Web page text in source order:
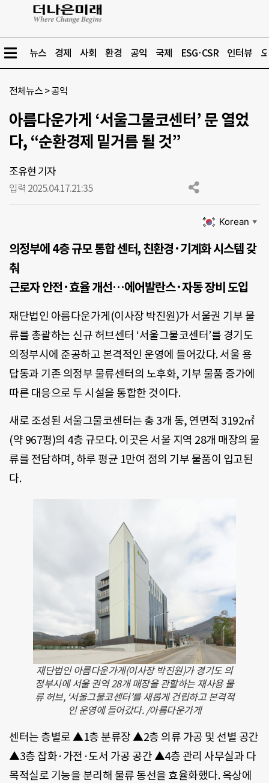
뉴스 경제 사회 환경 공익 국제 ESG·CSR 인터뷰
전체뉴스 >공익
아름다운가게 ‘서울그물코센터’ 문 열었
다, “순환경제 밑거름 될 것”
조유현 기자
입력 2025.04.17.21:35
Korean ▼
의정부에 4층 규모 통합 센터, 친환경·기계화 시스템 갖
춰
근로자 안전·효율 개선…에어발란스·자동 장비 도입
재단법인 아름다운가게(이사장 박진원)가 서울권 기부 물
류를 총괄하는 신규 허브센터 ‘서울그물코센터’를 경기도
의정부시에 준공하고 본격적인 운영에 들어갔다. 서울 용
답동과 기존 의정부 물류센터의 노후화, 기부 물품 증가에
따른 대응으로 두 시설을 통합한 것이다.
새로 조성된 서울그물코센터는 총 3개 동, 연면적 3192㎡
(약 967평)의 4층 규모다. 이곳은 서울 지역 28개 매장의 물
류를 전담하며, 하루 평균 1만여 점의 기부 물품이 입고된
다.
재단법인 아름다운가게(이사장 박진원)가 경기도 의
정부시에 서울 권역 28개 매장을 관할하는 재사용 물
류 허브, ‘서울그물코센터’를 새롭게 건립하고 본격적
인 운영에 들어갔다. /아름다운가게
센터는 층별로 ▲1층 분류장 ▲2층 의류 가공 및 선별 공간
▲3층 잡화·가전·도서 가공 공간 ▲4층 관리 사무실과 다
목적실로 기능을 분리해 물류 동선을 효율화했다. 옥상에